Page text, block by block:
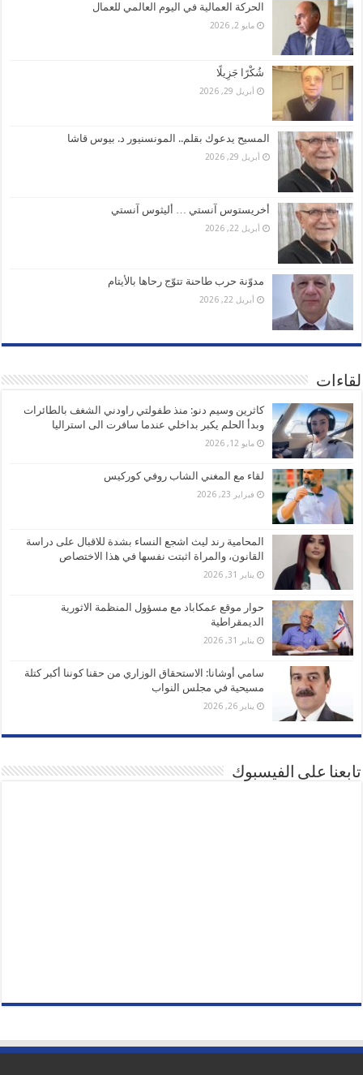
الحركة العمالية في اليوم العالمي للعمال
مايو 2, 2026
شُكْرًا جَزِيلًا
أبريل 29, 2026
المسيح يدعوك بقلم.. المونسنيور د. بيوس قاشا
أبريل 29, 2026
أخريستوس آنستي … أليثوس آنستي
أبريل 22, 2026
مدوّنة حرب طاحنة تتوّج رحاها بالأيتام
أبريل 22, 2026
لقاءات
كاثرين وسيم دنو: منذ طفولتي راودني الشغف بالطائرات
وبدأ الحلم يكبر بداخلي عندما سافرت الى استراليا
مايو 12, 2026
لقاء مع المغني الشاب روفي كوركيس
فبراير 23, 2026
المحامية رند ليث اشجع النساء بشدة للاقبال على دراسة
القانون، والمراة اثبتت نفسها في هذا الاختصاص
يناير 31, 2026
حوار موقع عمكاباد مع مسؤول المنظمة الاثورية
الديمقراطية
يناير 31, 2026
سامي أوشانا: الاستحقاق الوزاري من حقنا كوننا أكبر كتلة
مسيحية في مجلس النواب
يناير 26, 2026
تابعنا على الفيسبوك